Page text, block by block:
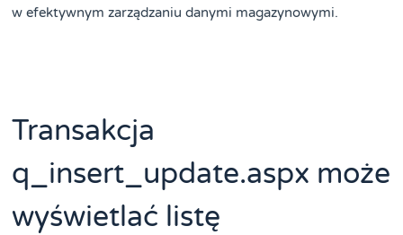
w efektywnym zarządzaniu danymi magazynowymi.
Transakcja
q_insert_update.aspx może
wyświetlać listę